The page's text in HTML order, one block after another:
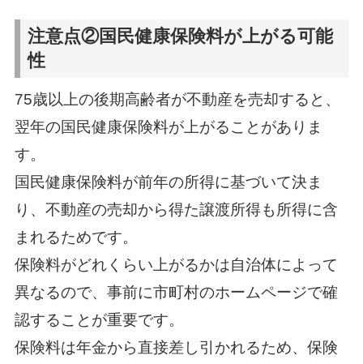
注意点②国民健康保険料が上がる可能
性
75歳以上の後期高齢者が不動産を売却すると、
翌年の国民健康保険料が上がることがありま
す。
国民健康保険料が前年の所得に基づいて決ま
り、不動産の売却から得た譲渡所得も所得に含
まれるためです。
保険料がどれくらい上がるかは自治体によって
異なるので、事前に市町村のホームページで確
認することが重要です。
保険料は年金から直接差し引かれるため、保険